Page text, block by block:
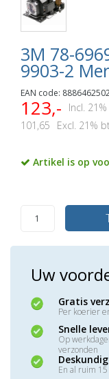
3M 78-
9903-2
EAN code:
123,-
Incl.
101,65
Excl. 21%
Artikel is op
Uw
Gratis
Per koerier
Snelle
Op
verzonden
En al ruim